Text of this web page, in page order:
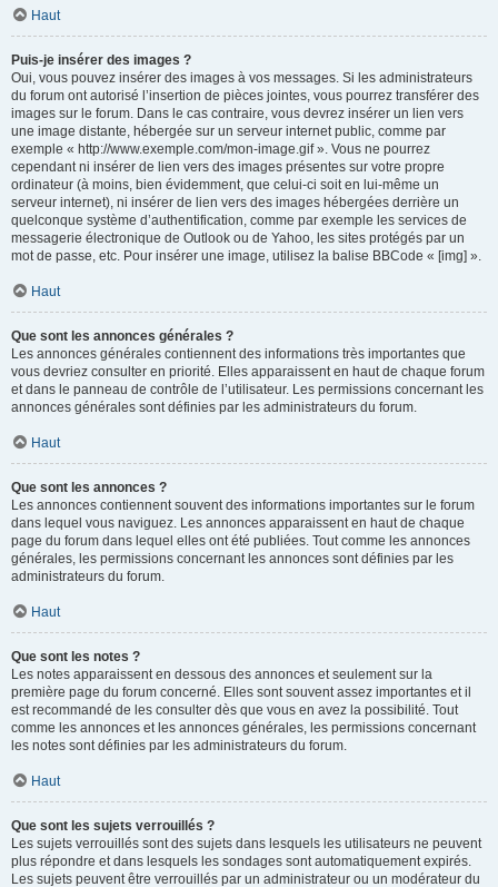
Haut
Puis-je insérer des images ?
Oui, vous pouvez insérer des images à vos messages. Si les administrateurs
du forum ont autorisé l’insertion de pièces jointes, vous pourrez transférer des
images sur le forum. Dans le cas contraire, vous devrez insérer un lien vers
une image distante, hébergée sur un serveur internet public, comme par
exemple « http://www.exemple.com/mon-image.gif ». Vous ne pourrez
cependant ni insérer de lien vers des images présentes sur votre propre
ordinateur (à moins, bien évidemment, que celui-ci soit en lui-même un
serveur internet), ni insérer de lien vers des images hébergées derrière un
quelconque système d’authentification, comme par exemple les services de
messagerie électronique de Outlook ou de Yahoo, les sites protégés par un
mot de passe, etc. Pour insérer une image, utilisez la balise BBCode « [img] ».
Haut
Que sont les annonces générales ?
Les annonces générales contiennent des informations très importantes que
vous devriez consulter en priorité. Elles apparaissent en haut de chaque forum
et dans le panneau de contrôle de l’utilisateur. Les permissions concernant les
annonces générales sont définies par les administrateurs du forum.
Haut
Que sont les annonces ?
Les annonces contiennent souvent des informations importantes sur le forum
dans lequel vous naviguez. Les annonces apparaissent en haut de chaque
page du forum dans lequel elles ont été publiées. Tout comme les annonces
générales, les permissions concernant les annonces sont définies par les
administrateurs du forum.
Haut
Que sont les notes ?
Les notes apparaissent en dessous des annonces et seulement sur la
première page du forum concerné. Elles sont souvent assez importantes et il
est recommandé de les consulter dès que vous en avez la possibilité. Tout
comme les annonces et les annonces générales, les permissions concernant
les notes sont définies par les administrateurs du forum.
Haut
Que sont les sujets verrouillés ?
Les sujets verrouillés sont des sujets dans lesquels les utilisateurs ne peuvent
plus répondre et dans lesquels les sondages sont automatiquement expirés.
Les sujets peuvent être verrouillés par un administrateur ou un modérateur du